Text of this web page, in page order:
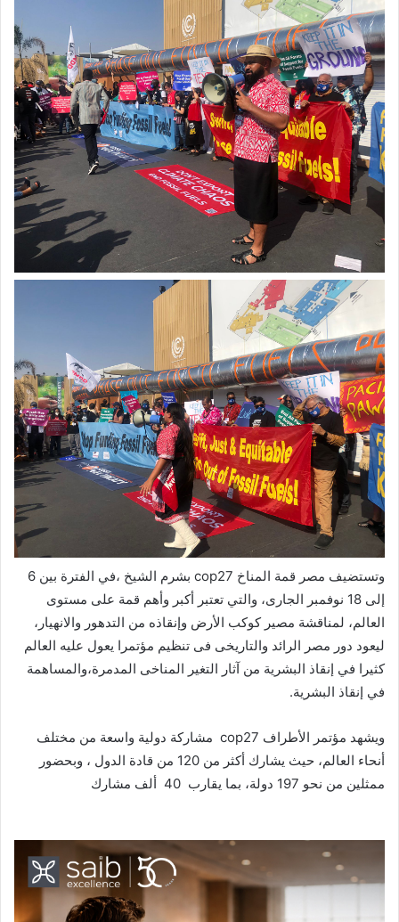
وتستضيف مصر قمة المناخ cop27
بشرم الشيخ ،في الفترة بين 6
إلى 18 نوفمبر الجارى، والتي تعتبر أكبر وأهم قمة على مستوى
العالم، لمناقشة مصير كوكب الأرض وإنقاذه من التدهور والانهيار،
ليعود دور مصر الرائد والتاريخى فى تنظيم مؤتمرا يعول عليه العالم
كثيرا في إنقاذ البشرية من آثار التغير المناخى المدمرة،والمساهمة
في إنقاذ البشرية.
ويشهد مؤتمر الأطراف cop27 مشاركة دولية واسعة من مختلف
أنحاء العالم، حيث يشارك أكثر من 120 من قادة الدول ، وبحضور
ممثلين من نحو 197 دولة، بما يقارب 40 ألف مشارك